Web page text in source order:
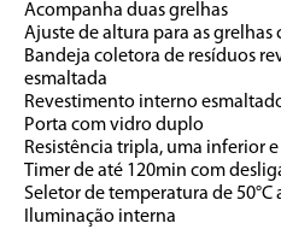
Acompanha duas grelhas
Ajuste de altura para as grelhas
Bandeja coletora de resíduos
esmaltada
Revestimento interno
Porta com vidro duplo
Resistência tripla, uma inferior
Timer de até 120min com
Seletor de temperatura de 50°C
Iluminação interna